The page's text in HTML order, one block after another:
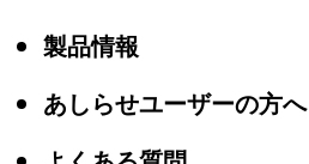
製品情報
あしらせユーザーの方へ